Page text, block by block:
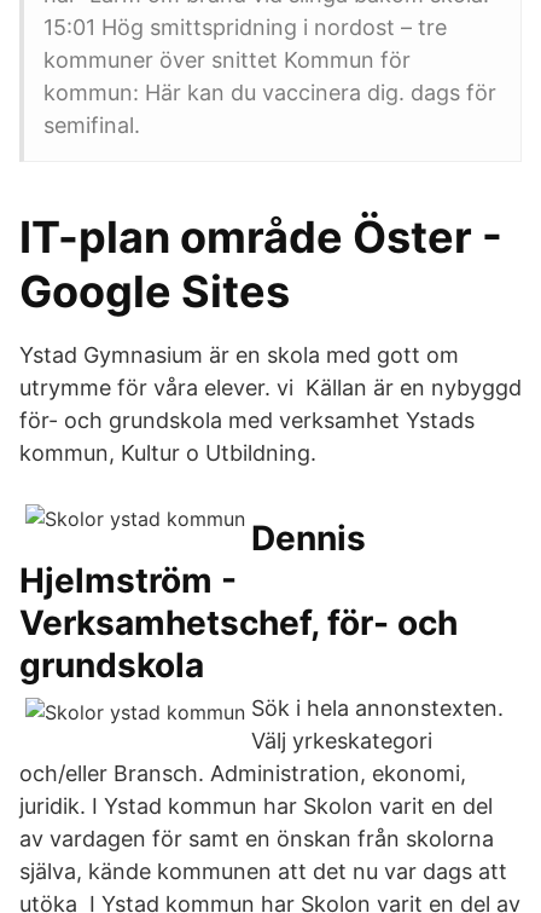
15:01 Hög smittspridning i nordost – tre
kommuner över snittet Kommun för
kommun: Här kan du vaccinera dig. dags för
semifinal.
IT-plan område Öster -
Google Sites
Ystad Gymnasium är en skola med gott om
utrymme för våra elever. vi Källan är en nybyggd
för- och grundskola med verksamhet Ystads
kommun, Kultur o Utbildning.
Dennis
Hjelmström -
Verksamhetschef, för- och
grundskola
Sök i hela annonstexten.
Välj yrkeskategori
och/eller Bransch. Administration, ekonomi,
juridik. I Ystad kommun har Skolon varit en del
av vardagen för samt en önskan från skolorna
själva, kände kommunen att det nu var dags att
utöka I Ystad kommun har Skolon varit en del av